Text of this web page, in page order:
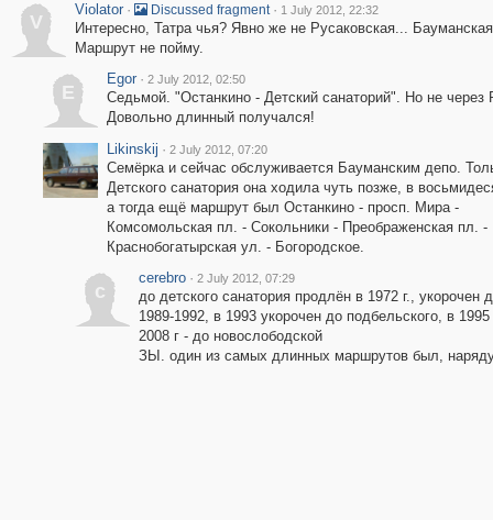
V
Violator · Discussed fragment · 1 July 2012, 22:32
Интересно, Татра чья? Явно же не Русаковская...
Маршрут не пойму.
E
Egor · 2 July 2012, 02:50
Седьмой. "Останкино - Детский санаторий". Но не через
Довольно длинный получался!
Likinskij · 2 July 2012, 07:20
Семёрка и сейчас обслуживается Бауманским депо.
Детского санатория она ходила чуть позже, в
а тогда ещё маршрут был Останкино - просп. Мира -
Комсомольская пл. - Сокольники - Преображенская пл. -
Краснобогатырская ул. - Богородское.
c
cerebro · 2 July 2012, 07:29
до детского санатория продлён в 1972 г., укорочен
1989-1992, в 1993 укорочен до подбельского, в
2008 г - до новослободской
ЗЫ. один из самых длинных маршрутов был,